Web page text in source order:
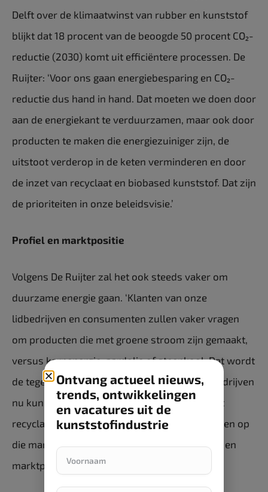
Delft over de klimaatwinst van rubber en kunststof
blijkt dat 18 procent van de beoogde 50 procent CO₂-
reductie (2030) komt uit efficiëntere processen. De
Ruijter: ‘Voor ons gaan energiebesparing en CO₂-
reductie dus hand in hand. Dat moeten we doen door
aan de energiekant te verduurzamen, maar ook door
producten te maken die energiezuiniger zijn, de
uitstoot verderop in de keten verminderen en door
de inzet van recyclaat en biobased kunststof. Dat zijn
de prioriteiten in onze beleidsvisie.’
Profiel en marktpositie
Volgens De Ruijter zal het ook steeds vaker om
duurzame energie gaan. ‘Klanten van onze
lidbedrijven en consumenten zullen vaker vragen
om producten die met groene stroom zijn gemaakt,
versus kernenergie, aardolie of steenkool. Dat wordt
de tegenstelling, op dezelfde wijze waarop bedrijven
nu kunnen zeggen: dit product is gemaakt met
recyclaat en niet met virgin. Ondernemers zullen op
die manier moeten nadenken over hun profiel en
marktpositie.’
Ontvang actueel nieuws,
trends, ontwikkelingen
en vacatures uit de
kunststofindustrie